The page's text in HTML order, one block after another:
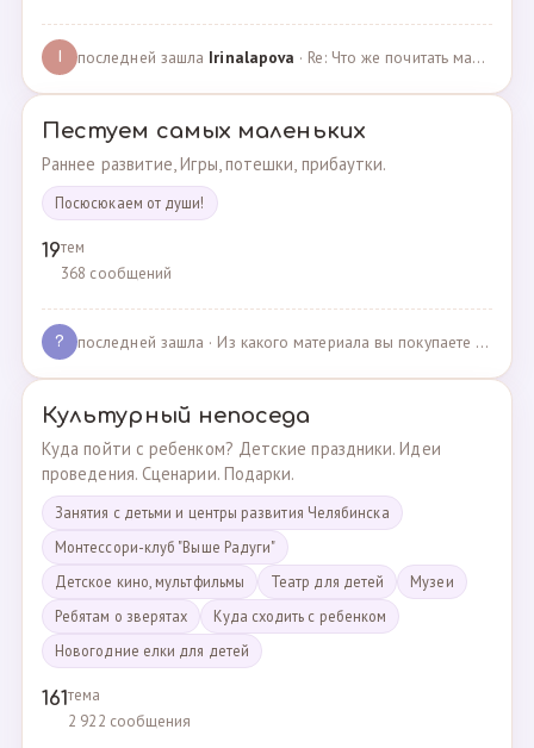
последней зашла Irinalapova · Re: Что же почитать маме о правильном воспитании ре? · 23.02.2025
Пестуем самых маленьких
Раннее развитие, Игры, потешки, прибаутки.
Посюсюкаем от души!
19тем
368 сообщений
? последней зашла · Из какого материала вы покупаете одежду для своих д… · 03.05.2025
Культурный непоседа
Куда пойти с ребенком? Детские праздники. Идеи
проведения. Сценарии. Подарки.
Занятия с детьми и центры развития Челябинска
Монтессори-клуб "Выше Радуги"
Детское кино, мультфильмы
Театр для детей
Музеи
Ребятам о зверятах
Куда сходить с ребенком
Новогодние елки для детей
161тема
2 922 сообщения